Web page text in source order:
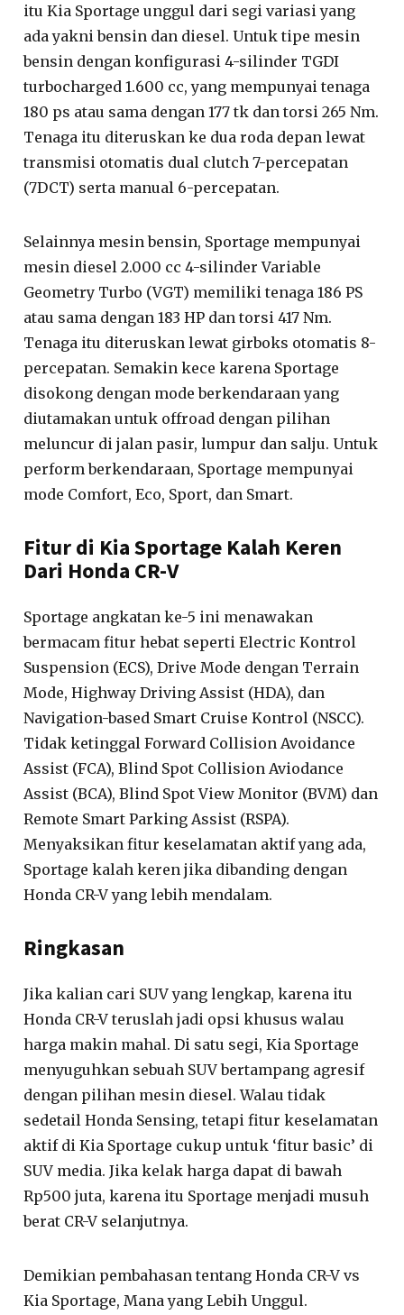
itu Kia Sportage unggul dari segi variasi yang
ada yakni bensin dan diesel. Untuk tipe mesin
bensin dengan konfigurasi 4-silinder TGDI
turbocharged 1.600 cc, yang mempunyai tenaga
180 ps atau sama dengan 177 tk dan torsi 265 Nm.
Tenaga itu diteruskan ke dua roda depan lewat
transmisi otomatis dual clutch 7-percepatan
(7DCT) serta manual 6-percepatan.
Selainnya mesin bensin, Sportage mempunyai
mesin diesel 2.000 cc 4-silinder Variable
Geometry Turbo (VGT) memiliki tenaga 186 PS
atau sama dengan 183 HP dan torsi 417 Nm.
Tenaga itu diteruskan lewat girboks otomatis 8-
percepatan. Semakin kece karena Sportage
disokong dengan mode berkendaraan yang
diutamakan untuk offroad dengan pilihan
meluncur di jalan pasir, lumpur dan salju. Untuk
perform berkendaraan, Sportage mempunyai
mode Comfort, Eco, Sport, dan Smart.
Fitur di Kia Sportage Kalah Keren
Dari Honda CR-V
Sportage angkatan ke-5 ini menawakan
bermacam fitur hebat seperti Electric Kontrol
Suspension (ECS), Drive Mode dengan Terrain
Mode, Highway Driving Assist (HDA), dan
Navigation-based Smart Cruise Kontrol (NSCC).
Tidak ketinggal Forward Collision Avoidance
Assist (FCA), Blind Spot Collision Aviodance
Assist (BCA), Blind Spot View Monitor (BVM) dan
Remote Smart Parking Assist (RSPA).
Menyaksikan fitur keselamatan aktif yang ada,
Sportage kalah keren jika dibanding dengan
Honda CR-V yang lebih mendalam.
Ringkasan
Jika kalian cari SUV yang lengkap, karena itu
Honda CR-V teruslah jadi opsi khusus walau
harga makin mahal. Di satu segi, Kia Sportage
menyuguhkan sebuah SUV bertampang agresif
dengan pilihan mesin diesel. Walau tidak
sedetail Honda Sensing, tetapi fitur keselamatan
aktif di Kia Sportage cukup untuk ‘fitur basic’ di
SUV media. Jika kelak harga dapat di bawah
Rp500 juta, karena itu Sportage menjadi musuh
berat CR-V selanjutnya.
Demikian pembahasan tentang Honda CR-V vs
Kia Sportage, Mana yang Lebih Unggul.